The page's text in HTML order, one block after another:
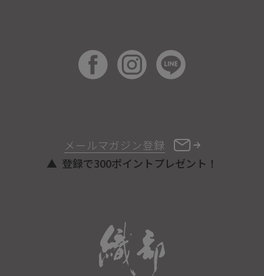
メールマガジン登録
登録で300ポイントプレゼント！